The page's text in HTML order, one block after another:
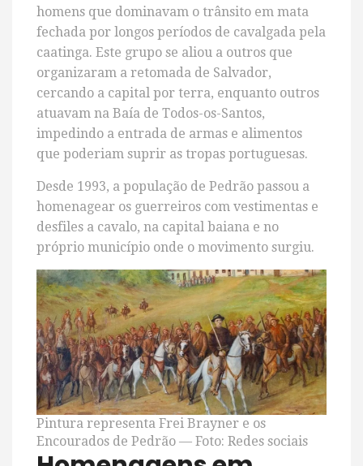
homens que dominavam o trânsito em mata
fechada por longos períodos de cavalgada pela
caatinga. Este grupo se aliou a outros que
organizaram a retomada de Salvador,
cercando a capital por terra, enquanto outros
atuavam na Baía de Todos-os-Santos,
impedindo a entrada de armas e alimentos
que poderiam suprir as tropas portuguesas.
Desde 1993, a população de Pedrão passou a
homenagear os guerreiros com vestimentas e
desfiles a cavalo, na capital baiana e no
próprio município onde o movimento surgiu.
Pintura representa Frei Brayner e os
Encourados de Pedrão — Foto: Redes sociais